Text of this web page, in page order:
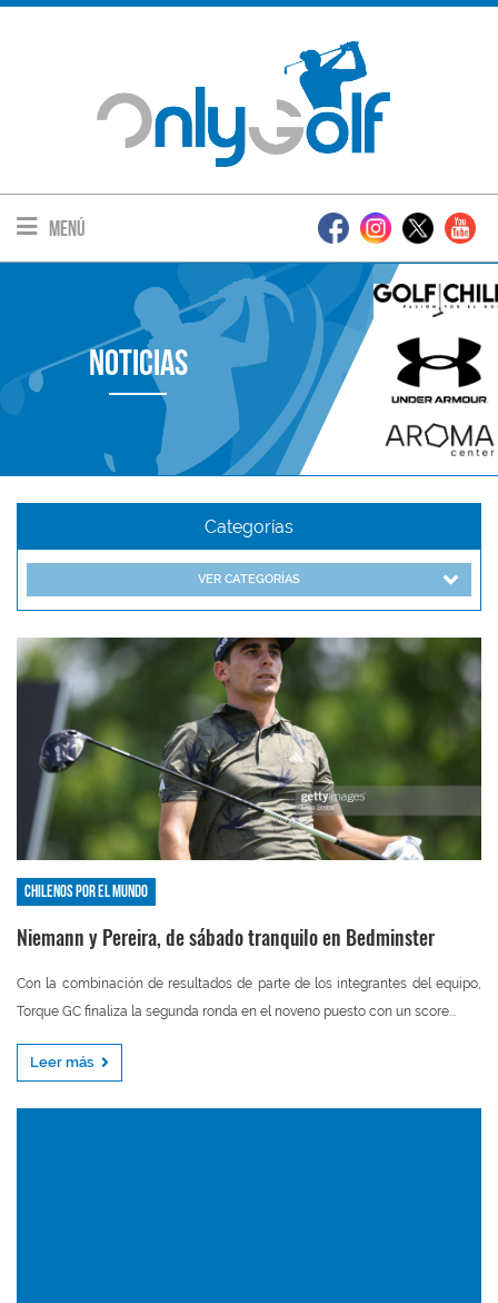
Menú
Noticias
Categorías
VER CATEGORÍAS
Chilenos por el mundo
Niemann y Pereira, de sábado tranquilo en Bedminster
Con la combinación de resultados de parte de los integrantes del equipo,
Torque GC finaliza la segunda ronda en el noveno puesto con un score...
Leer más